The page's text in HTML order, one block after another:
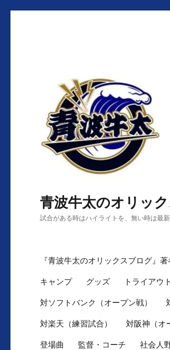
青波牛太のオリッ
試合がある時はハイライトを、無い時は最
『青波牛太のオリックスブログ』
キャンプ グッズ トライアウト
対ソフトバンク（オープン戦）
対楽天（練習試合） 対阪神（オ
登場曲 監督・コーチ 社会人